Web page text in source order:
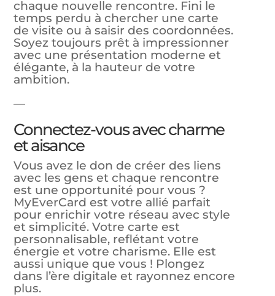
chaque nouvelle rencontre. Fini le
temps perdu à chercher une carte
de visite ou à saisir des coordonnées.
Soyez toujours prêt à impressionner
avec une présentation moderne et
élégante, à la hauteur de votre
ambition.
—
Connectez-vous avec charme
et aisance
Vous avez le don de créer des liens
avec les gens et chaque rencontre
est une opportunité pour vous ?
MyEverCard est votre allié parfait
pour enrichir votre réseau avec style
et simplicité. Votre carte est
personnalisable, reflétant votre
énergie et votre charisme. Elle est
aussi unique que vous ! Plongez
dans l’ère digitale et rayonnez encore
plus.